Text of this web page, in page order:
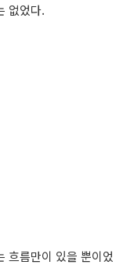
없었다.
흐름만이 있을 뿐이었